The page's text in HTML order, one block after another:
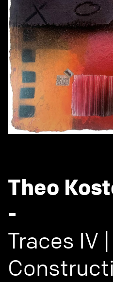
Theo
-
Traces IV |